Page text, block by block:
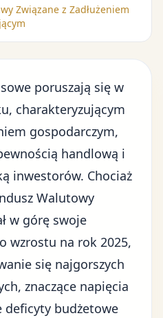
Związane z Zadłużeniem
poruszają się w
charakteryzującym
gospodarczym,
handlową i
inwestorów. Chociaż
Walutowy
w górę swoje
wzrostu na rok 2025,
się najgorszych
znaczące napięcia
deficyty budżetowe